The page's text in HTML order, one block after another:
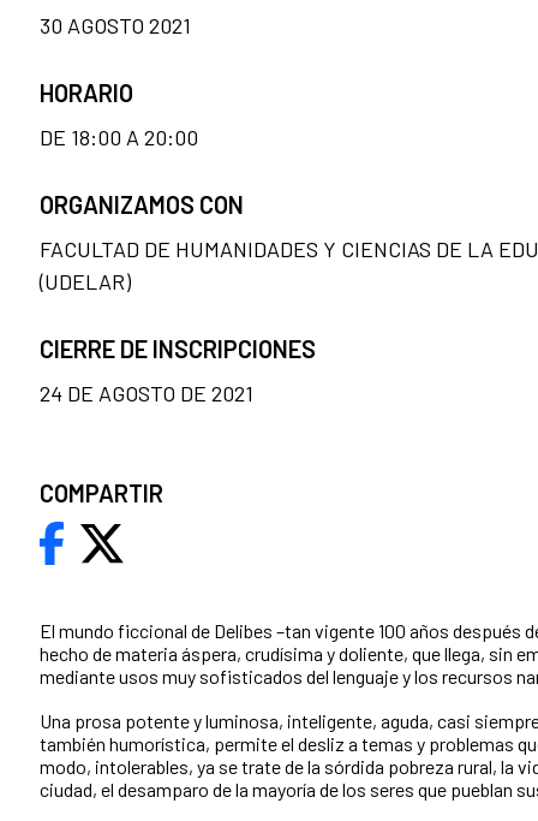
El mundo ficcional de Delibes –tan vigente 100 años después
hecho de materia áspera, crudísima y doliente, que llega, sin
mediante usos muy sofisticados del lenguaje y los recursos
Una prosa potente y luminosa, inteligente, aguda, casi
también humorística, permite el desliz a temas y problemas
modo, intolerables, ya se trate de la sórdida pobreza rural, la
ciudad, el desamparo de la mayoría de los seres que pueblan
30 AGOSTO 2021
HORARIO
DE 18:00 A 20:00
ORGANIZAMOS CON
FACULTAD DE HUMANIDADES Y CIENCIAS DE LA
(UDELAR)
CIERRE DE INSCRIPCIONES
24 DE AGOSTO DE 2021
COMPARTIR